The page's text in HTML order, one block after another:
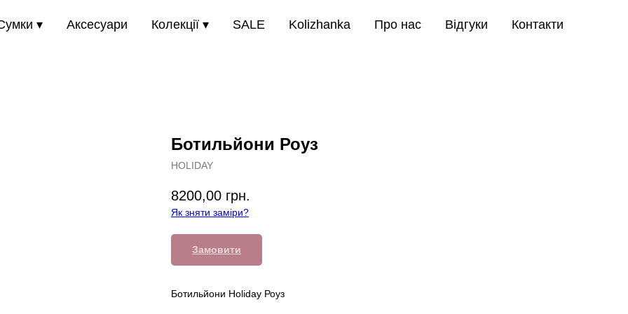
▾ Аксесуари Колекції ▾ SALE Kolizhanka Про нас Відгуки Контакти
Ботильйони Роуз
HOLIDAY
8200,00 грн.
Як зняти заміри?
Замовити
Ботильйони Holiday Роуз